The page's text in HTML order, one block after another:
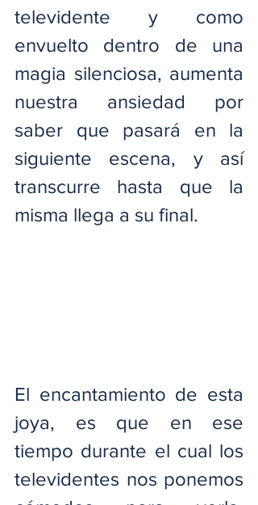
televidente y como
envuelto dentro de una
magia silenciosa, aumenta
nuestra ansiedad por
saber que pasará en la
siguiente escena, y así
transcurre hasta que la
misma llega a su final.
El encantamiento de esta
joya, es que en ese
tiempo durante el cual los
televidentes nos ponemos